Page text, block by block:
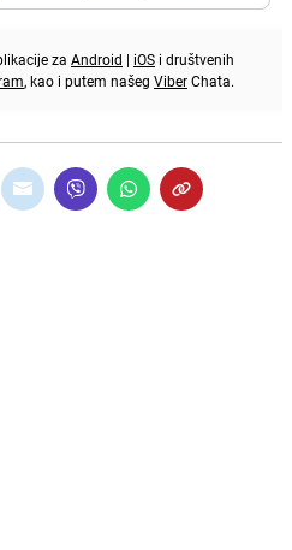
za Android | iOS i društvenih
, kao i putem našeg ViberChata.